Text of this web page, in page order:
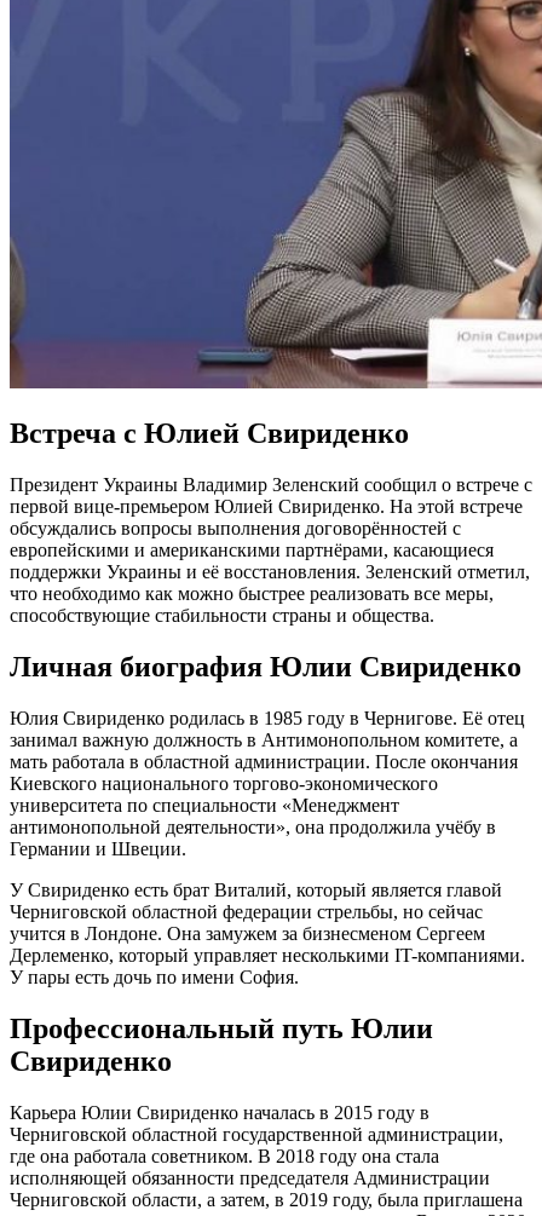
Встреча с Юлией Свириденко
Президент Украины Владимир Зеленский сообщил о встрече с
первой вице-премьером Юлией Свириденко. На этой встрече
обсуждались вопросы выполнения договорённостей с
европейскими и американскими партнёрами, касающиеся
поддержки Украины и её восстановления. Зеленский отметил,
что необходимо как можно быстрее реализовать все меры,
способствующие стабильности страны и общества.
Личная биография Юлии Свириденко
Юлия Свириденко родилась в 1985 году в Чернигове. Её отец
занимал важную должность в Антимонопольном комитете, а
мать работала в областной администрации. После окончания
Киевского национального торгово-экономического
университета по специальности «Менеджмент
антимонопольной деятельности», она продолжила учёбу в
Германии и Швеции.
У Свириденко есть брат Виталий, который является главой
Черниговской областной федерации стрельбы, но сейчас
учится в Лондоне. Она замужем за бизнесменом Сергеем
Дерлеменко, который управляет несколькими IT-компаниями.
У пары есть дочь по имени София.
Профессиональный путь Юлии
Свириденко
Карьера Юлии Свириденко началась в 2015 году в
Черниговской областной государственной администрации,
где она работала советником. В 2018 году она стала
исполняющей обязанности председателя Администрации
Черниговской области, а затем, в 2019 году, была приглашена